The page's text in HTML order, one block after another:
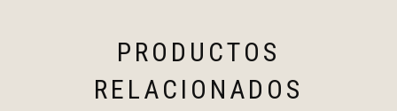
PRODUCTOS
RELACIONADOS